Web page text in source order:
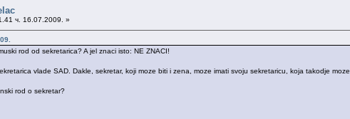
ч. 16.07.2009. »
rod od sekretarica? A jel znaci isto: NE ZNACI!
vlade SAD. Dakle, sekretar, koji moze biti i zena, moze imati svoju sekretaricu, koja takodje
rod o sekretar?